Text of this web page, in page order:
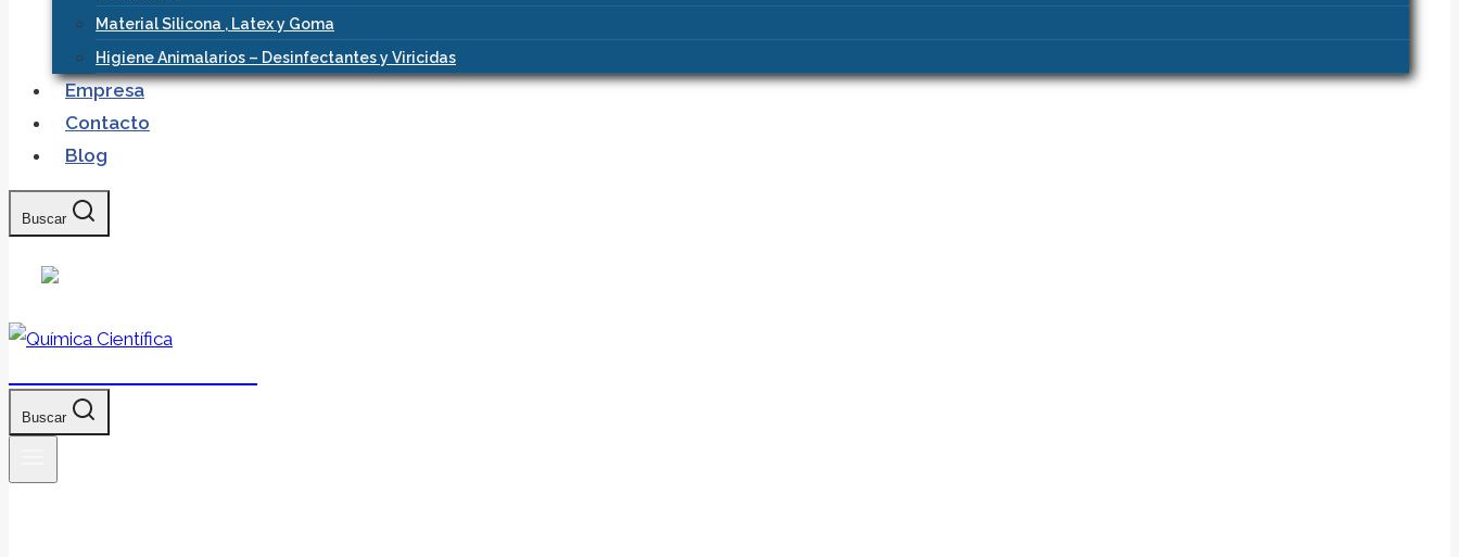
Material Silicona , Latex y Goma
Higiene Animalarios – Desinfectantes y Viricidas
Empresa
Contacto
Blog
Buscar
Buscar